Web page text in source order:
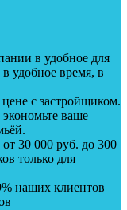
в удобное для
удобное время, в
с застройщиком.
ваше
30 000 руб. до 300
только для
наших клиентов